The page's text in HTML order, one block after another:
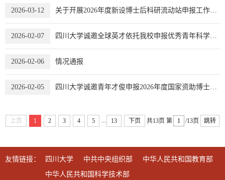
2026-03-12 关于开展2026年度新设博士后科研流动站申报工作的通知
2026-02-07 四川大学诚邀全球英才依托我校申报优秀青年科学基金项目（海外）
2026-02-06 情况通报
2026-02-05 四川大学诚邀青年才俊申报2026年度国家资助博士后研究人员计划（含“博新计划”）相关资助
上页 1 2 3 4 5 13 下页 共13页 第 /13页 跳转
友情链接： 四川大学 中共中央组织部
中华人民共和国教育部
中华人民共和国科学技术部